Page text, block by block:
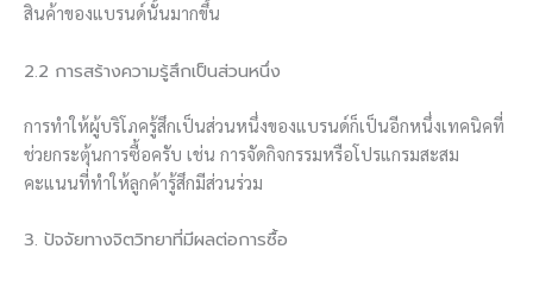
สินค้าของแบรนด์นั้นมากขึ้น
2.2 การสร้างความรู้สึกเป็นส่วนหนึ่ง
การทำให้ผู้บริโภครู้สึกเป็นส่วนหนึ่งของแบรนด์ก็เป็นอีกหนึ่งเทคนิคที่
ช่วยกระตุ้นการซื้อครับ เช่น การจัดกิจกรรมหรือโปรแกรมสะสม
คะแนนที่ทำให้ลูกค้ารู้สึกมีส่วนร่วม
3. ปัจจัยทางจิตวิทยาที่มีผลต่อการซื้อ